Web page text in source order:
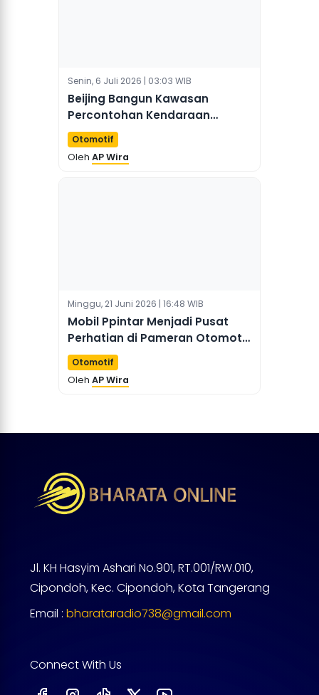
Senin, 6 Juli 2026 | 03:03 WIB
Beijing Bangun Kawasan
Percontohan Kendaraan
Otonom Terbesar dengan
Integrasi Kendaraan, Jalan,
dan Cloud
Otomotif
Oleh AP Wira
Minggu, 21 Juni 2026 | 16:48 WIB
Mobil Ppintar Menjadi Pusat
Perhatian di Pameran Otomotif
Chongqing 2026
Otomotif
Oleh AP Wira
Jl. KH Hasyim Ashari No.901, RT.001/RW.010,
Cipondoh, Kec. Cipondoh, Kota Tangerang
Email : bharataradio738@gmail.com
Connect With Us